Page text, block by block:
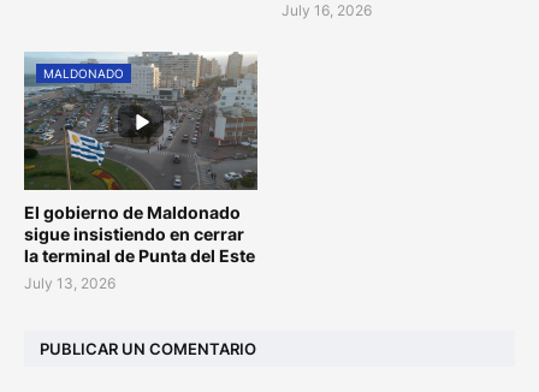
July 16, 2026
MALDONADO
El gobierno de Maldonado
sigue insistiendo en cerrar
la terminal de Punta del Este
July 13, 2026
PUBLICAR UN COMENTARIO